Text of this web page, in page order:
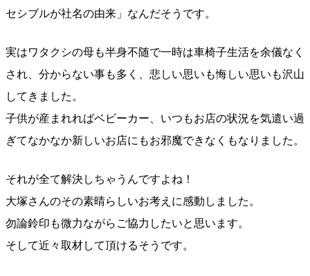
セシブルが社名の由来」なんだそうです。
実はワタクシの母も半身不随で一時は車椅子生活を余儀な く
され、分からない事も多く、悲しい思いも悔しい思いも沢山
してきました。
子供が産まれればベビーカー、いつもお店の状況を気遣い過
ぎてなかなか新しいお店にもお邪魔できなくもなりました。
それが全て解決しちゃうんですよね！
大塚さんのその素晴らしいお考えに感動しました。
勿論鈴印も微力ながらご協力したいと思います。
そして近々取材して頂けるそうです。